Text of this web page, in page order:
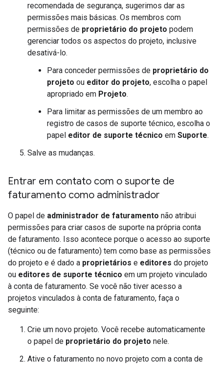
recomendada de segurança, sugerimos dar as
permissões mais básicas. Os membros com
permissões de proprietário do projeto podem
gerenciar todos os aspectos do projeto, inclusive
desativá-lo.
Para conceder permissões de proprietário do
projeto ou editor do projeto, escolha o papel
apropriado em Projeto.
Para limitar as permissões de um membro ao
registro de casos de suporte técnico, escolha o
papel editor de suporte técnico em Suporte.
Salve as mudanças.
Entrar em contato com o suporte de
faturamento como administrador
O papel de administrador de faturamento não atribui
permissões para criar casos de suporte na própria conta
de faturamento. Isso acontece porque o acesso ao suporte
(técnico ou de faturamento) tem como base as permissões
do projeto e é dado a proprietários e editores do projeto
ou editores de suporte técnico em um projeto vinculado
à conta de faturamento. Se você não tiver acesso a
projetos vinculados à conta de faturamento, faça o
seguinte:
Crie um novo projeto. Você recebe automaticamente
o papel de proprietário do projeto nele.
Ative o faturamento no novo projeto com a conta de